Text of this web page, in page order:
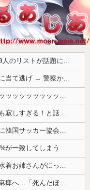
高市内閣の方針に反対した自民党議員9人のリストが話題に、「岩屋はどこへ行った？」との指摘もあるが……
岩手県宮古市議（共産）、赤旗配達中に当て逃げ → 警察から連絡が来て宮古署を訪れ事情聴取
【画像】北朝鮮のビアガール、エッッッッッッッッッッッッッッッッッ！
昭和を代表する女優の晩年があまりにも寂しすぎる！と話題に、自身の子供を餓死する寸前までネグレクトした挙句……
韓国人「英メディアや海外各社も一斉に韓国サッカー協会を巡る過去の不祥事を報道！」→「国際的な信用失墜の危機‥」
【悲報】ヤニねこで抜けるキャラ、74%が一致してしまうｗｗｗｗｗ
会社のカメラ部で「商品を手に持って水着お姉さんがにっこり」を撮影、だがお姉さんは素人アルバイトで親バレした結果……
【九州名物】鶏刺し食べた医師、全身麻痺へ…「死んだほうが良かったと思っていた」